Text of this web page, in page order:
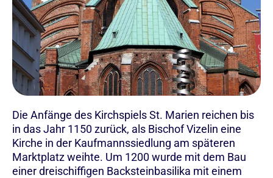
Die Anfänge des Kirchspiels St. Marien reichen bis
in das Jahr 1150 zurück, als Bischof Vizelin eine
Kirche in der Kaufmannssiedlung am späteren
Marktplatz weihte. Um 1200 wurde mit dem Bau
einer dreischiffigen Backsteinbasilika mit einem